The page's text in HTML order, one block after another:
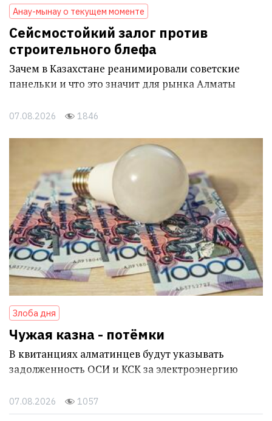
Анау-мынау о текущем моменте
Сейсмостойкий залог против
строительного блефа
Зачем в Казахстане реанимировали советские
панельки и что это значит для рынка Алматы
07.08.2026 1846
Злоба дня
Чужая казна - потёмки
В квитанциях алматинцев будут указывать
задолженность ОСИ и КСК за электроэнергию
07.08.2026 1057